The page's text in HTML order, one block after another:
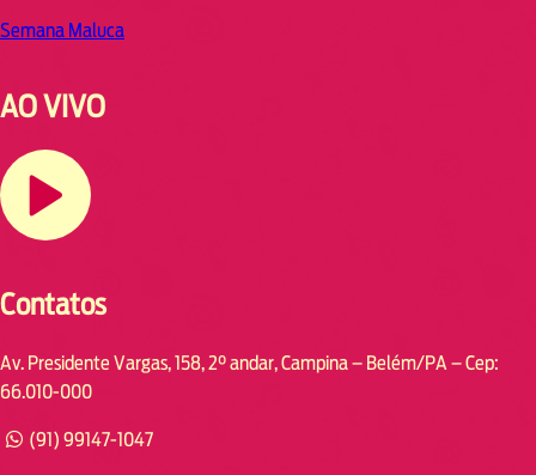
Semana Maluca
AO VIVO
Contatos
Av. Presidente Vargas, 158, 2° andar, Campina – Belém/PA – Cep:
66.010-000
(91) 99147-1047